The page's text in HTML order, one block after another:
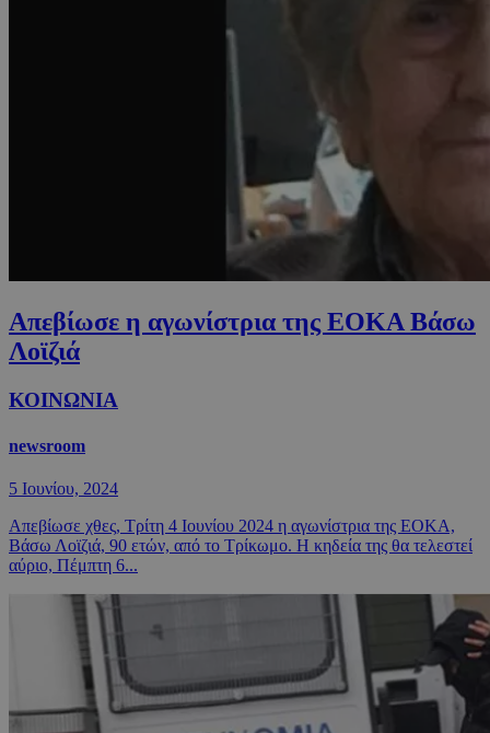
Απεβίωσε η αγωνίστρια της ΕΟΚΑ Βάσω
Λοϊζιά
ΚΟΙΝΩΝΙΑ
newsroom
5 Ιουνίου, 2024
Απεβίωσε χθες, Τρίτη 4 Ιουνίου 2024 η αγωνίστρια της ΕΟΚΑ,
Βάσω Λοϊζιά, 90 ετών, από το Τρίκωμο. Η κηδεία της θα τελεστεί
αύριο, Πέμπτη 6...